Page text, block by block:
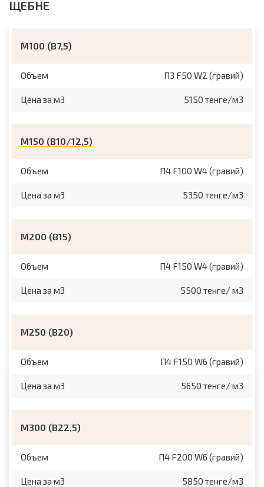
ЩЕБНЕ
М100 (B7,5)
Объем П3 F50 W2 (гравий)
Цена за м3 5150 тенге/м3
М150 (B10/12,5)
Объем П4 F100 W4 (гравий)
Цена за м3 5350 тенге/м3
М200 (B15)
Объем П4 F150 W4 (гравий)
Цена за м3 5500 тенге/ м3
М250 (B20)
Объем П4 F150 W6 (гравий)
Цена за м3 5650 тенге/ м3
М300 (B22,5)
Объем П4 F200 W6 (гравий)
Цена за м3 5850 тенге/м3